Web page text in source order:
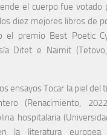
el cuerpo fue votado
diez mejores libros de
el premio Best Poetic
Ditet e Naimit
ensayos Tocar la piel del
(Renacimiento,
hospitalaria
la literatura europea